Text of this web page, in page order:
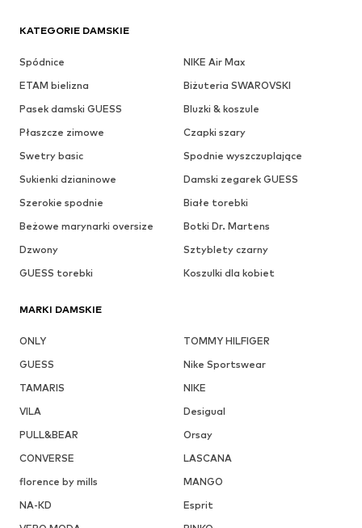
KATEGORIE DAMSKIE
Spódnice
NIKE Air Max
ETAM bielizna
Biżuteria SWAROVSKI
Pasek damski GUESS
Bluzki & koszule
Płaszcze zimowe
Czapki szary
Swetry basic
Spodnie wyszczuplające
Sukienki dzianinowe
Damski zegarek GUESS
Szerokie spodnie
Białe torebki
Beżowe marynarki oversize
Botki Dr. Martens
Dzwony
Sztyblety czarny
GUESS torebki
Koszulki dla kobiet
MARKI DAMSKIE
ONLY
TOMMY HILFIGER
GUESS
Nike Sportswear
TAMARIS
NIKE
VILA
Desigual
PULL&BEAR
Orsay
CONVERSE
LASCANA
florence by mills
MANGO
NA-KD
Esprit